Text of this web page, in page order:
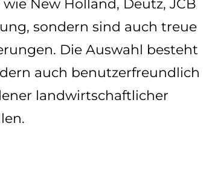
New Holland, Deutz, JCB
sondern sind auch treue
Die Auswahl besteht
auch benutzerfreundlich
landwirtschaftlicher